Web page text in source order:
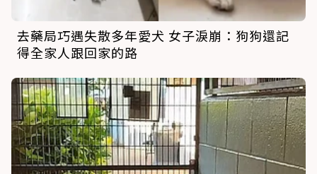
去藥局巧遇失散多年愛犬 女子淚崩：狗狗還記
得全家人跟回家的路